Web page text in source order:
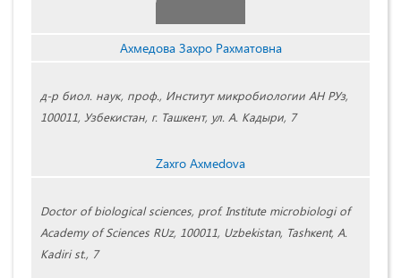
Ахмедова Захро Рахматовна
д-р биол. наук, проф., Институт микробиологии АН РУз,
100011, Узбекистан, г. Ташкент, ул. А. Кадыри, 7
Zахrо Ахмеdоvа
Doctor of biological sciences, prof. Institute micrоbiologi of
Аcademy of Sciences RUz, 100011, Uzbekistan, Таshкеnt, А.
Каdiri st., 7